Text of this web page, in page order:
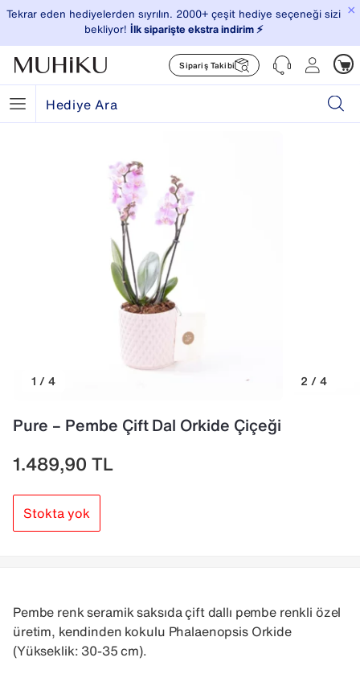
×
Tekrar eden hediyelerden sıyrılın. 2000+ çeşit hediye seçeneği sizi
bekliyor! İlk siparişte ekstra indirim ⚡️
Sipariş Takibi
1 / 4 2 / 4
Pure – Pembe Çift Dal Orkide Çiçeği
1.489,90 TL
Stokta yok
Pembe renk seramik saksıda çift dallı pembe renkli özel
üretim, kendinden kokulu Phalaenopsis Orkide
(Yükseklik: 30-35 cm).